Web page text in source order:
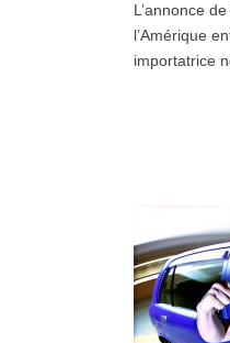
L’annonce
l’Amérique
importatrice